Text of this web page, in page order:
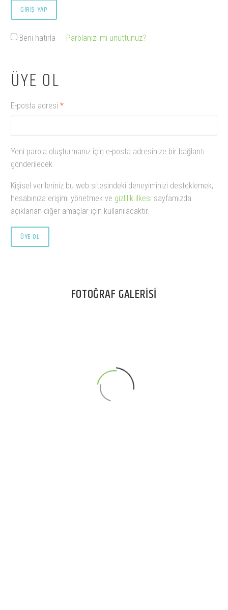
GIRIŞ YAP
Beni hatırla Parolanızı mı unuttunuz?
ÜYE OL
E-posta adresi *Gerekli
Yeni parola oluşturmanız için e-posta adresinize bir bağlantı
gönderilecek.
Kişisel verileriniz bu web sitesindeki deneyiminizi desteklemek,
hesabınıza erişimi yönetmek ve gizlilik ilkesi sayfamızda
açıklanan diğer amaçlar için kullanılacaktır.
ÜYE OL
FOTOĞRAF GALERİSİ